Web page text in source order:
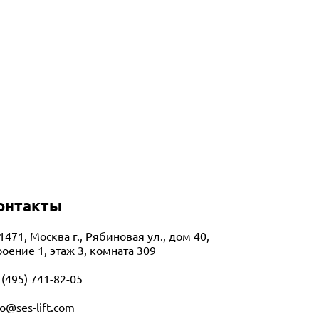
Москва г., Рябиновая ул., дом 40,
1, этаж 3, комната 309
741-82-05
lift.com